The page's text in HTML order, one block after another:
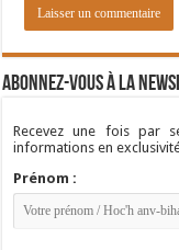
Abonnez-vous à la
Recevez une fois par
informations en
Prénom :